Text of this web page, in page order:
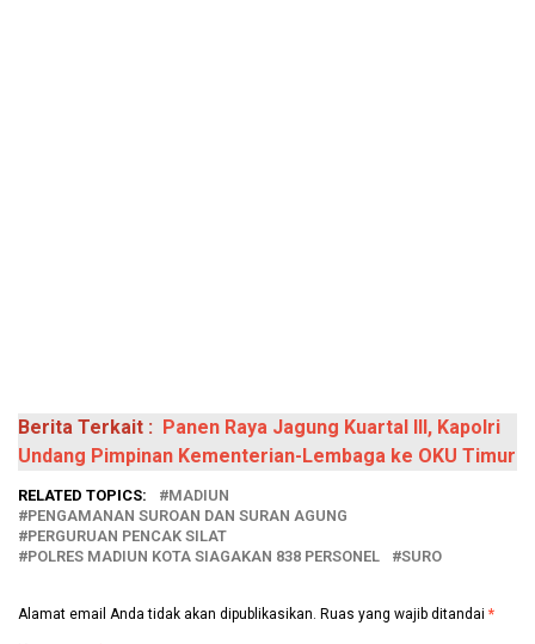
Berita Terkait : Panen Raya Jagung Kuartal III, Kapolri
Undang Pimpinan Kementerian-Lembaga ke OKU Timur
RELATED TOPICS:
MADIUN
PENGAMANAN SUROAN DAN SURAN AGUNG
PERGURUAN PENCAK SILAT
POLRES MADIUN KOTA SIAGAKAN 838 PERSONEL
SURO
Alamat email Anda tidak akan dipublikasikan. Ruas yang wajib ditandai *